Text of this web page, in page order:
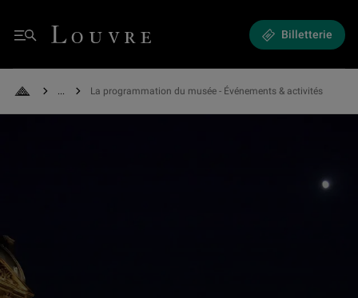
Menu
Louvre - Retour à l'accueil Billetterie
Retour à l'accueil
See all breadcrumbs
La programmation du musée - Événements & activités